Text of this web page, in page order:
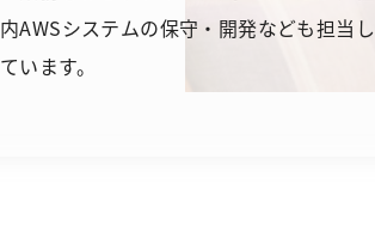
内AWSシステムの保守・開発なども担当し
ています。